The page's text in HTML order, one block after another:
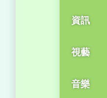
資訊
視藝
音樂